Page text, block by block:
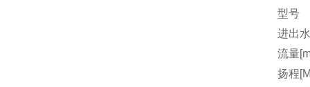
型号
进出
流量
扬程